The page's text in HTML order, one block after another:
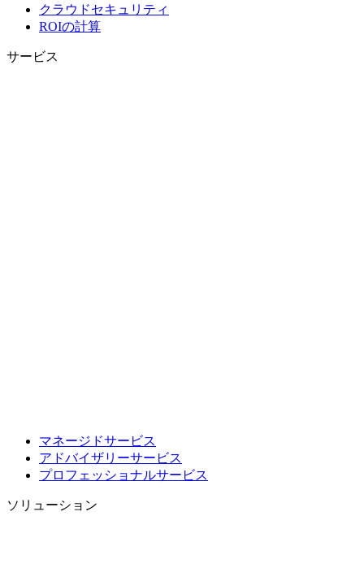
クラウドセキュリティ
ROIの計算
サービス
マネージドサービス
アドバイザリーサービス
プロフェッショナルサービス
ソリューション